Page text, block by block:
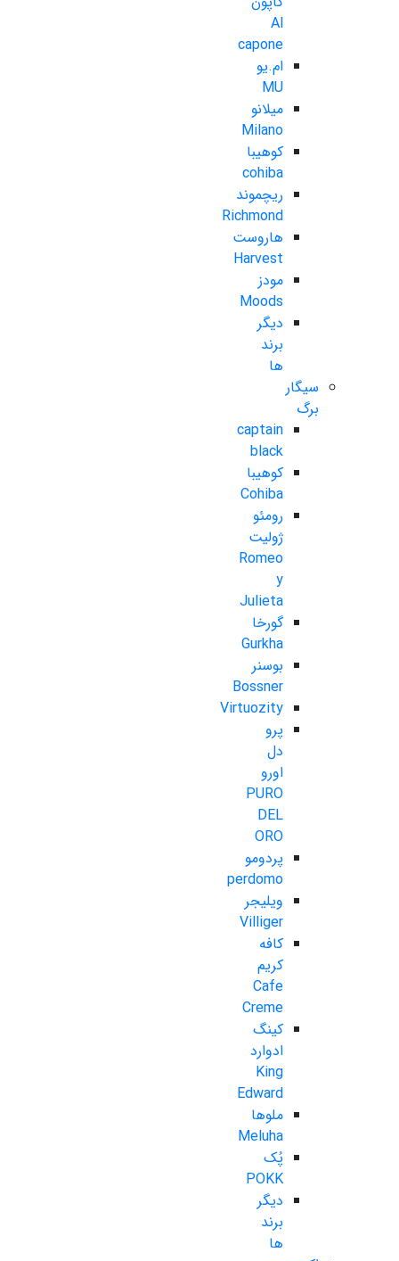
Al
capone
ام.یو
MU
میلانو
Milano
کوهیبا
cohiba
ریچموند
Richmond
هاروست
Harvest
مودز
Moods
دیگر
برند
ها
سیگار
برگ
captain
black
کوهیبا
Cohiba
رومئو
ژولیت
Romeo
y
Julieta
گورخا
Gurkha
بوسنر
Bossner
Virtuozity
پرو
دل
اورو
PURO
DEL
ORO
پردومو
perdomo
ویلیجر
Villiger
کافه
کریم
Cafe
Creme
کینگ
ادوارد
King
Edward
ملوها
Meluha
پُک
POKK
دیگر
برند
ها